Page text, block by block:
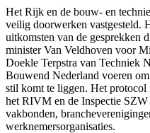
u
u
en
Het Rijk en de bouw- en
veilig doorwerken vastgesteld.
uitkomsten van de gesprekken
minister Van Veldhoven voor
Doekle Terpstra van Techniek
Bouwend Nederland voeren
stil komt te liggen. Het protocol
het RIVM en de Inspectie
vakbonden,
werknemersorganisaties.